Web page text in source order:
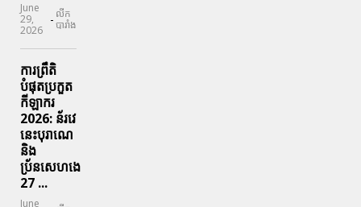
June
29,
2026
- លីក
បារាំង
ការព្រឹតិ
បំផុតប្រកួត
កីឡាករ
2026: ន័រវេ
នេះបុរាណេ
និង
ប្រ័នសេហងេ
27 ...
June